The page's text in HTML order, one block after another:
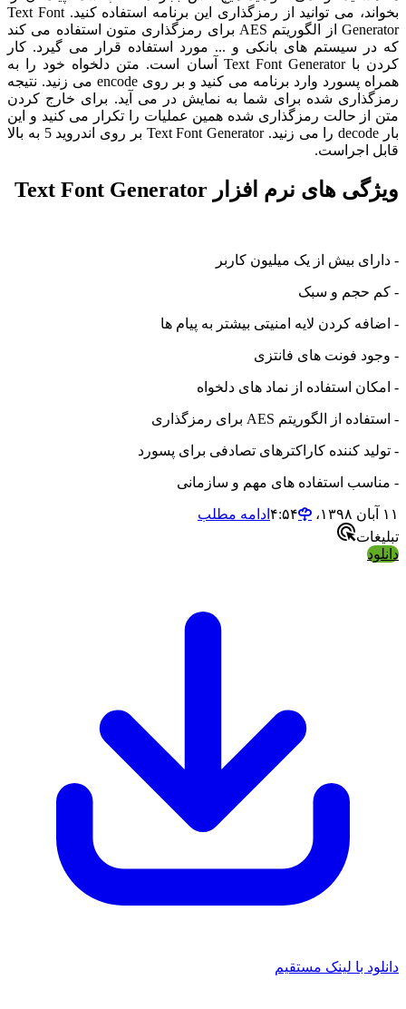
بخواند، می توانید از رمزگذاری این برنامه استفاده کنید. Text Font
Generator از الگوریتم AES برای رمزگذاری متون استفاده می کند
که در سیستم های بانکی و ... مورد استفاده قرار می گیرد. کار
کردن با Text Font Generator آسان است. متن دلخواه خود را به
همراه پسورد وارد برنامه می کنید و بر روی encode می زنید. نتیجه
رمزگذاری شده برای شما به نمایش در می آید. برای خارج کردن
متن از حالت رمزگذاری شده همین عملیات را تکرار می کنید و این
بار decode را می زنید. Text Font Generator بر روی اندروید 5 به بالا
قابل اجراست.
ویژگی های نرم افزار Text Font Generator
- دارای بیش از یک میلیون کاربر
- کم حجم و سبک
- اضافه کردن لایه امنیتی بیشتر به پیام ها
- وجود فونت های فانتزی
- امکان استفاده از نماد های دلخواه
- استفاده از الگوریتم AES برای رمزگذاری
- تولید کننده کاراکترهای تصادفی برای پسورد
- مناسب استفاده های مهم و سازمانی
۱۱ آبان ۱۳۹۸،‏ ۴:۵۴
ادامه مطلب
تبلیغات
دانلود
دانلود با لینک مستقیم